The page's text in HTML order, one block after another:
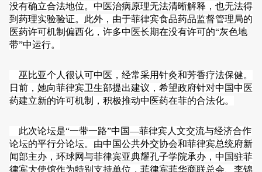
没有确立合法地位。中医治病原理无法清晰解释，也无法得
到药理实验验证。此外，由于菲律宾食品药品监督管理局的
医药许可机制偏西化，许多中医长期在没有许可的“灰色地
带”中运行。
巫比亚个人很认可中医，经常采用针灸和芳香疗法保健。
日前，她向菲律宾卫生部提出建议，希望政府针对中国中医
药建立新的许可机制，积极推动中医药在菲的合法化。
此次论坛是“一带一路”中国—菲律宾人文交流与经济合作
论坛的平行分论坛。由中国公共外交协会和菲律宾总统府新
闻部主办，环球网与菲律宾亚典耀孔子学院承办，中国驻菲
律宾大使馆作为特别支持单位，菲律宾菲华商联总会、李锦